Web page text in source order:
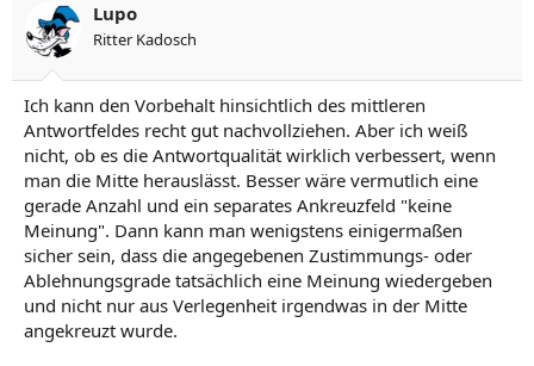
Lupo
Ritter Kadosch
Ich kann den Vorbehalt hinsichtlich des mittleren
Antwortfeldes recht gut nachvollziehen. Aber ich weiß
nicht, ob es die Antwortqualität wirklich verbessert, wenn
man die Mitte herauslässt. Besser wäre vermutlich eine
gerade Anzahl und ein separates Ankreuzfeld "keine
Meinung". Dann kann man wenigstens einigermaßen
sicher sein, dass die angegebenen Zustimmungs- oder
Ablehnungsgrade tatsächlich eine Meinung wiedergeben
und nicht nur aus Verlegenheit irgendwas in der Mitte
angekreuzt wurde.